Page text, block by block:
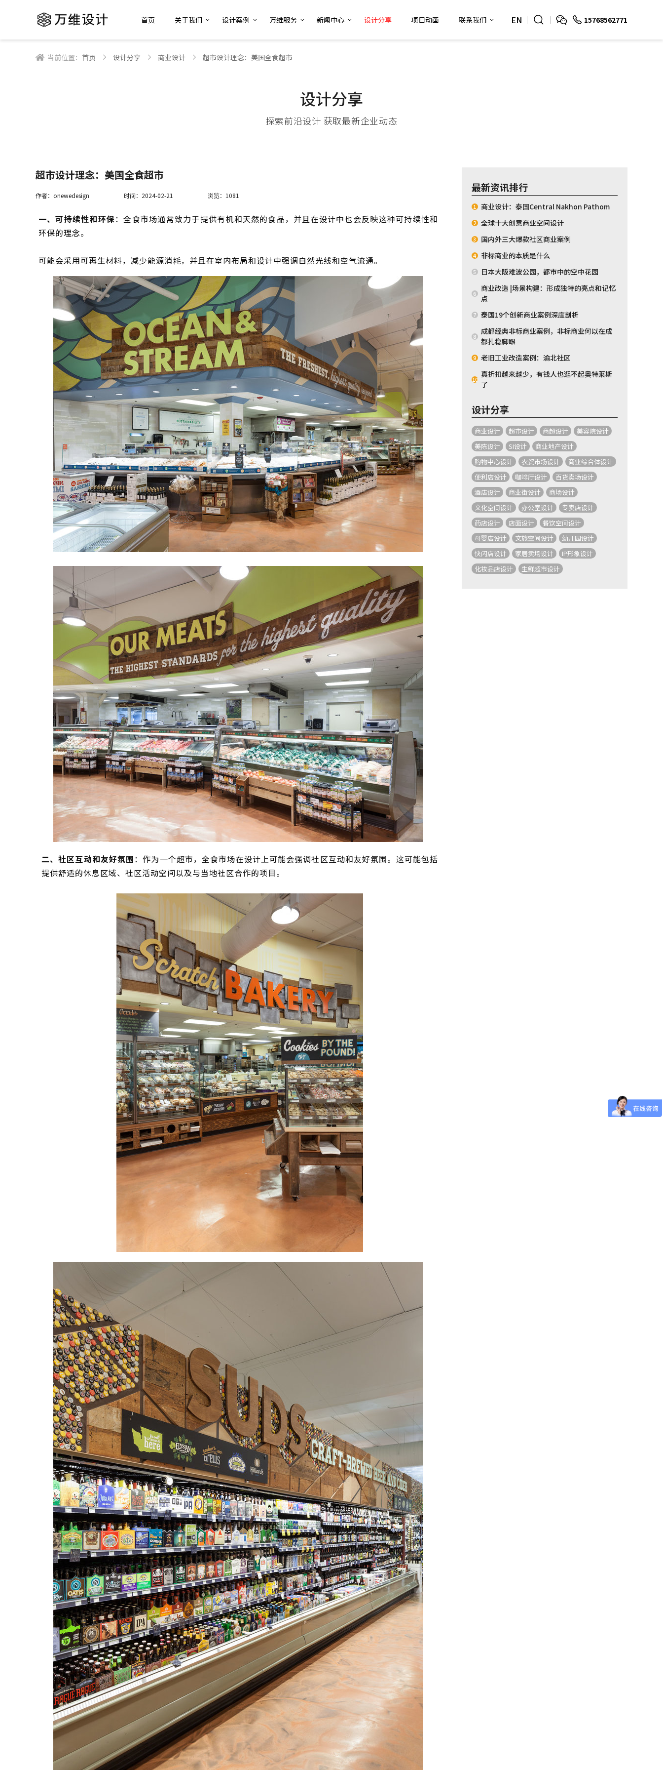
15768562771
EN
首页 关于我们 设计案例 万维服务 新闻中心 设计分享 项目动画 联系我们
当前位置： 首页 设计分享 商业设计 超市设计理念：美国全食超市
设计分享
探索前沿设计 获取最新企业动态
超市设计理念：美国全食超市
作者：onewedesign 时间：2024-02-21 浏览：1081
一、可持续性和环保：全食市场通常致力于提供有机和天然的食品，并且在设计中也会反映这种可持续性和
环保的理念。
可能会采用可再生材料，减少能源消耗，并且在室内布局和设计中强调自然光线和空气流通。
二、社区互动和友好氛围：作为一个超市，全食市场在设计上可能会强调社区互动和友好氛围。这可能包括
提供舒适的休息区域、社区活动空间以及与当地社区合作的项目。
最新资讯排行
1 商业设计：泰国Central Nakhon Pathom
2 全球十大创意商业空间设计
3 国内外三大爆款社区商业案例
4 非标商业的本质是什么
5 日本大阪难波公园，都市中的空中花园
6
商业改造 |场景构建：形成独特的亮点和记忆
点
7 泰国19个创新商业案例深度剖析
8
成都经典非标商业案例，非标商业何以在成
都扎稳脚跟
9 老旧工业改造案例：渝北社区
10
真折扣越来越少，有钱人也逛不起奥特莱斯
了
设计分享
商业设计 超市设计 商超设计
美容院设计
美陈设计
SI设计
商业地产设计
购物中心设计
农贸市场设计
商业综合体设计
便利店设计
咖啡厅设计
百货卖场设计
酒店设计
商业街设计
商场设计
文化空间设计
办公室设计
专卖店设计
药店设计
店面设计
餐饮空间设计
母婴店设计
文旅空间设计
幼儿园设计
快闪店设计
家居卖场设计
IP形象设计
化妆品店设计
生鲜超市设计